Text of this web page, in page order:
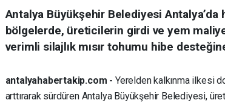
Antalya Büyükşehir Belediyesi Antalya’da
bölgelerde, üreticilerin girdi ve yem
verimli silajlık mısır tohumu hibe
antalyahabertakip.com - Yerelden kalkınma ilkesi
arttırarak sürdüren Antalya Büyükşehir Belediyesi,